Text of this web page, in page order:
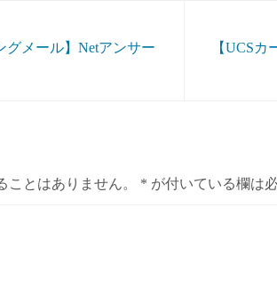
グメール】Netアンサー
【UCS
ことはありません。 * が付いている欄は